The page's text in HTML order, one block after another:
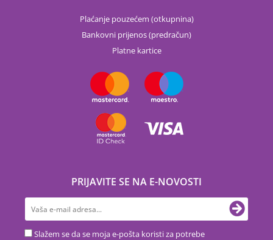
Plaćanje pouzećem (otkupnina)
Bankovni prijenos (predračun)
Platne kartice
PRIJAVITE SE NA E-NOVOSTI
Slažem se da se moja e-pošta koristi za potrebe